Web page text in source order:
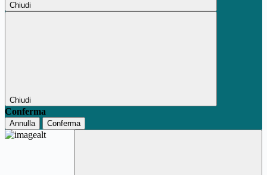
Chiudi
Chiudi
Conferma
Annulla Conferma